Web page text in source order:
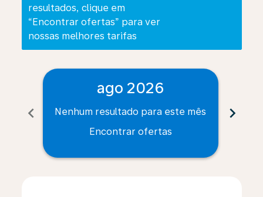
resultados, clique em
“Encontrar ofertas” para ver
nossas melhores tarifas
chevron_left
ago 2026
Nenhum resultado para este mês
Encontrar ofertas
chevron_right